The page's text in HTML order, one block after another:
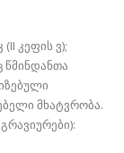
კეფის ვ);
მხატვრობა.